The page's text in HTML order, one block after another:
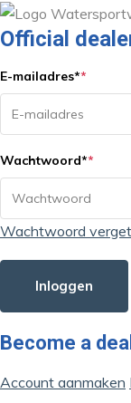
Official
E-mailadres**
Wachtwoord**
Wachtwoord
Inloggen
Become a
Account aanmaken